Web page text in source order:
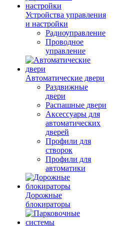
Устройства управления
и настройки
Радиоуправление
Проводное
управление
Автоматические двери
Раздвижные
двери
Распашные двери
Аксессуары для
автоматических
дверей
Профили для
створок
Профили для
автоматики
Дорожные
блокираторы